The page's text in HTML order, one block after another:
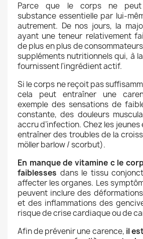
Parce que le corps ne
substance essentielle par lui-
autrement. De nos jours, la
ayant une teneur relativement
de plus en plus de
suppléments nutritionnels qui, à
fournissent l'ingrédient actif.
Si le corps ne reçoit pas
cela peut entraîner une
exemple des sensations de
constante, des douleurs
accru d’infection. Chez les
entraîner des troubles de la
möller barlow / scorbut).
En manque de vitamine c le
faiblesses dans le tissu
affecter les organes. Les
peuvent inclure des
et des inflammations des
risque de crise cardiaque ou de
Afin de prévenir une carence, il